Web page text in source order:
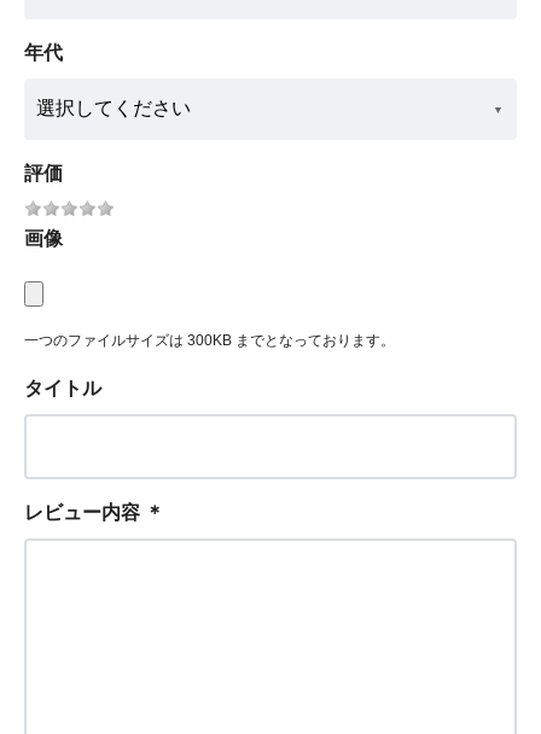
年代
評価
画像
一つのファイルサイズは 300KB までとなっております。
タイトル
レビュー内容 ＊